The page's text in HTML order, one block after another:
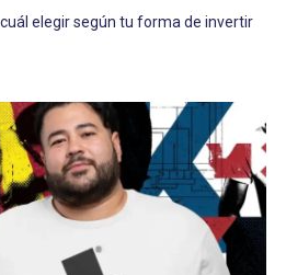
elegir según tu forma de invertir